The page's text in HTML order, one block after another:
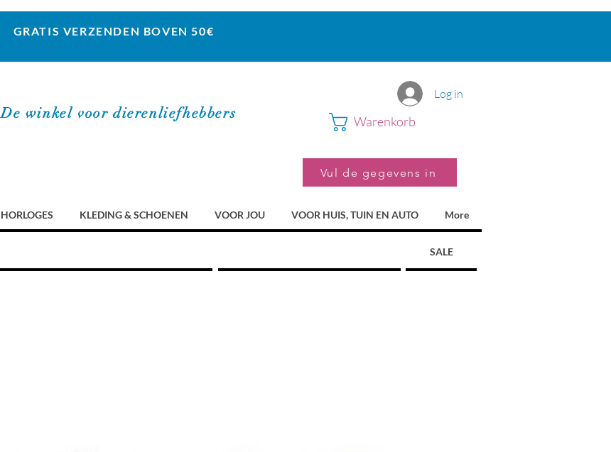
GRATIS VERZENDEN BOVEN 50€
De winkel voor dierenliefhebbers
Log in
Warenkorb
Vul de gegevens in
HORLOGES KLEDING & SCHOENEN VOOR JOU VOOR HUIS, TUIN EN AUTO More
SALE